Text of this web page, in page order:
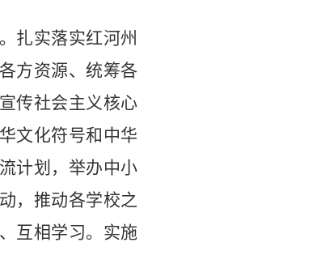
扎实落实红河州
方资源、统筹各
传社会主义核心
文化符号和中华
计划，举办中小
，推动各学校之
互相学习。实施